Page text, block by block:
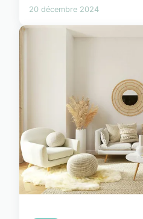
20 décembre 2024